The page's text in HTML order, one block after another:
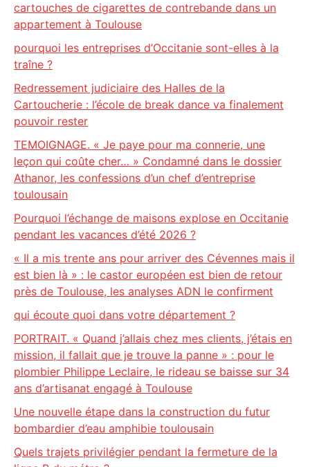
cartouches de cigarettes de contrebande dans un
appartement à Toulouse
pourquoi les entreprises d’Occitanie sont-elles à la
traîne ?
Redressement judiciaire des Halles de la
Cartoucherie : l’école de break dance va finalement
pouvoir rester
TEMOIGNAGE. « Je paye pour ma connerie, une
leçon qui coûte cher… » Condamné dans le dossier
Athanor, les confessions d’un chef d’entreprise
toulousain
Pourquoi l’échange de maisons explose en Occitanie
pendant les vacances d’été 2026 ?
« Il a mis trente ans pour arriver des Cévennes mais il
est bien là » : le castor européen est bien de retour
près de Toulouse, les analyses ADN le confirment
qui écoute quoi dans votre département ?
PORTRAIT. « Quand j’allais chez mes clients, j’étais en
mission, il fallait que je trouve la panne » : pour le
plombier Philippe Leclaire, le rideau se baisse sur 34
ans d’artisanat engagé à Toulouse
Une nouvelle étape dans la construction du futur
bombardier d’eau amphibie toulousain
Quels trajets privilégier pendant la fermeture de la